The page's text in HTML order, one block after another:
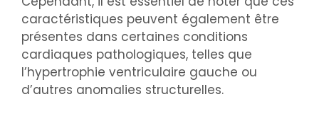
caractéristiques peuvent également être
présentes dans certaines conditions
cardiaques pathologiques, telles que
l’hypertrophie ventriculaire gauche ou
d’autres anomalies structurelles.